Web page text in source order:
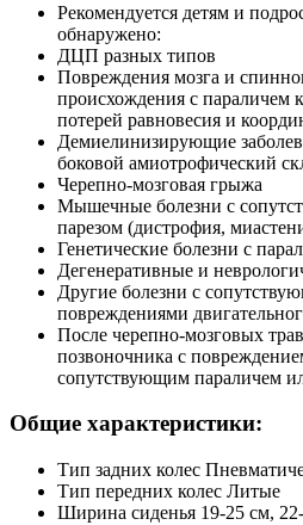
Рекомендуется детям и
обнаружено:
ДЦП разных типов
Повреждения мозга и
происхождения с параличем
потерей равновесия и
Демиелинизирующие
боковой амиотрофический
Черепно-мозговая грыжа
Мышечные болезни с
парезом (дистрофия,
Генетические болезни с
Дегенеративные и
Другие болезни с
повреждениями
После черепно-мозговых
позвоночника с
сопутствующим параличем
Общие характеристики:
Тип задних колес
Тип передних колес Литые
Ширина сиденья 19-25 см,